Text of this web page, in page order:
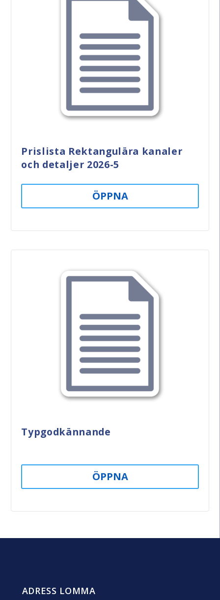
Prislista Rektangulära kanaler
och detaljer 2026-5
ÖPPNA
Typgodkännande
ÖPPNA
ADRESS LOMMA